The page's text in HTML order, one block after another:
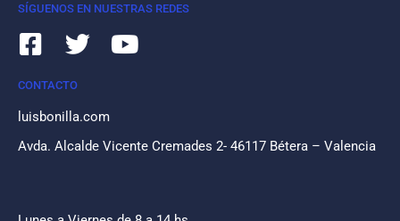
SÍGUENOS EN NUESTRAS REDES
CONTACTO
luisbonilla.com
Avda. Alcalde Vicente Cremades 2- 46117 Bétera – Valencia